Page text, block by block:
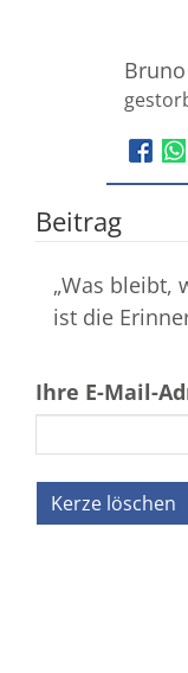
Beitrag
„Was bleibt,
ist die
Ihre E-Mail-